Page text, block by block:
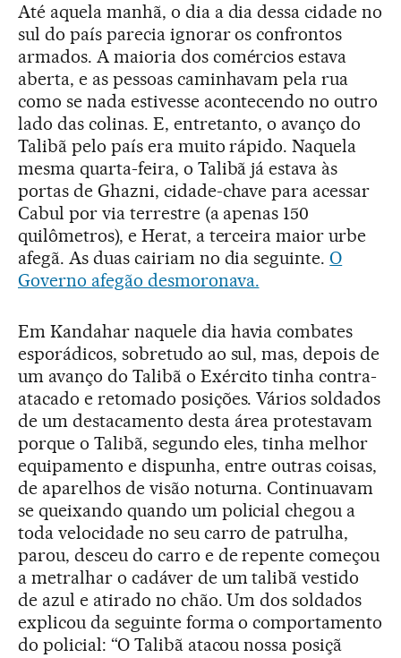
Até aquela manhã, o dia a dia dessa cidade no
sul do país parecia ignorar os confrontos
armados. A maioria dos comércios estava
aberta, e as pessoas caminhavam pela rua
como se nada estivesse acontecendo no outro
lado das colinas. E, entretanto, o avanço do
Talibã pelo país era muito rápido. Naquela
mesma quarta-feira, o Talibã já estava às
portas de Ghazni, cidade-chave para acessar
Cabul por via terrestre (a apenas 150
quilômetros), e Herat, a terceira maior urbe
afegã. As duas cairiam no dia seguinte. O
Governo afegão desmoronava.
Em Kandahar naquele dia havia combates
esporádicos, sobretudo ao sul, mas, depois de
um avanço do Talibã o Exército tinha contra-
atacado e retomado posições. Vários soldados
de um destacamento desta área protestavam
porque o Talibã, segundo eles, tinha melhor
equipamento e dispunha, entre outras coisas,
de aparelhos de visão noturna. Continuavam
se queixando quando um policial chegou a
toda velocidade no seu carro de patrulha,
parou, desceu do carro e de repente começou
a metralhar o cadáver de um talibã vestido
de azul e atirado no chão. Um dos soldados
explicou da seguinte forma o comportamento
do policial: “O Talibã atacou nossa posiçã